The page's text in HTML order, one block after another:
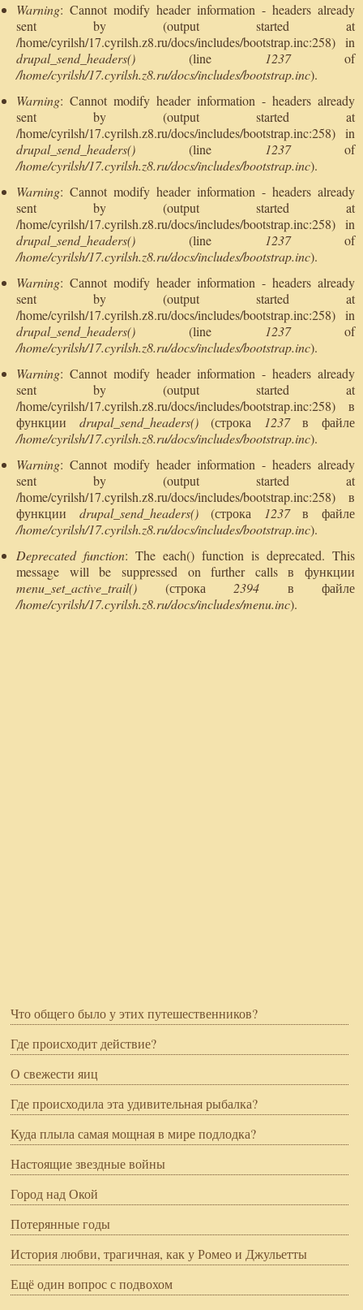
Warning: Cannot modify header information - headers already
sent by (output started at
/home/cyrilsh/17.cyrilsh.z8.ru/docs/includes/bootstrap.inc:258) in
drupal_send_headers() (line 1237of
/home/cyrilsh/17.cyrilsh.z8.ru/docs/includes/bootstrap.inc).
Warning: Cannot modify header information - headers already
sent by (output started at
/home/cyrilsh/17.cyrilsh.z8.ru/docs/includes/bootstrap.inc:258) in
drupal_send_headers() (line 1237of
/home/cyrilsh/17.cyrilsh.z8.ru/docs/includes/bootstrap.inc).
Warning: Cannot modify header information - headers already
sent by (output started at
/home/cyrilsh/17.cyrilsh.z8.ru/docs/includes/bootstrap.inc:258) in
drupal_send_headers() (line 1237of
/home/cyrilsh/17.cyrilsh.z8.ru/docs/includes/bootstrap.inc).
Warning: Cannot modify header information - headers already
sent by (output started at
/home/cyrilsh/17.cyrilsh.z8.ru/docs/includes/bootstrap.inc:258) in
drupal_send_headers() (line 1237of
/home/cyrilsh/17.cyrilsh.z8.ru/docs/includes/bootstrap.inc).
Warning: Cannot modify header information - headers already
sent by (output started at
/home/cyrilsh/17.cyrilsh.z8.ru/docs/includes/bootstrap.inc:258) в
функции drupal_send_headers()(строка 1237в файле
/home/cyrilsh/17.cyrilsh.z8.ru/docs/includes/bootstrap.inc).
Warning: Cannot modify header information - headers already
sent by (output started at
/home/cyrilsh/17.cyrilsh.z8.ru/docs/includes/bootstrap.inc:258) в
функции drupal_send_headers()(строка 1237в файле
/home/cyrilsh/17.cyrilsh.z8.ru/docs/includes/bootstrap.inc).
Deprecated function: The each() function is deprecated. This
message will be suppressed on further calls в функции
menu_set_active_trail() (строка 2394 в файле
/home/cyrilsh/17.cyrilsh.z8.ru/docs/includes/menu.inc).
Что общего было у этих путешественников?
Где происходит действие?
О свежести яиц
Где происходила эта удивительная рыбалка?
Куда плыла самая мощная в мире подлодка?
Настоящие звездные войны
Город над Окой
Потерянные годы
История любви, трагичная, как у Ромео и Джульетты
Ещё один вопрос с подвохом